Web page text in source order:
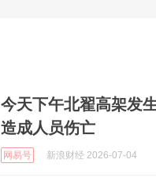
今天下午北翟高架发
造成人员伤亡
网易号 新浪财经 2026-07-04